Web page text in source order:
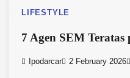
LIFESTYLE
7 Agen SEM
Ipodarcar 2 February 2026